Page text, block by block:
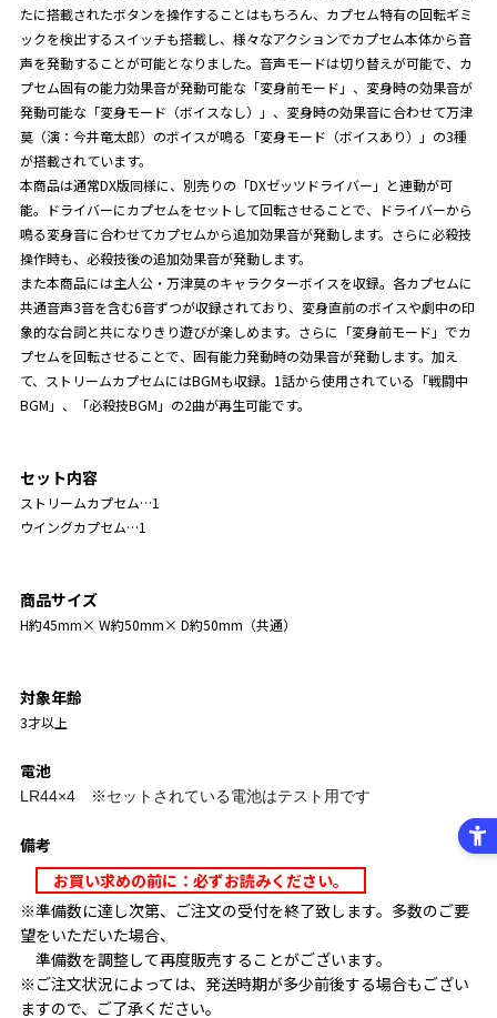
たに搭載されたボタンを操作することはもちろん、カプセム特有の回転ギミ
ックを検出するスイッチも搭載し、様々なアクションでカプセム本体から音
声を発動することが可能となりました。音声モードは切り替えが可能で、カ
プセム固有の能力効果音が発動可能な「変身前モード」、変身時の効果音が
発動可能な「変身モード（ボイスなし）」、変身時の効果音に合わせて万津
莫（演：今井竜太郎）のボイスが鳴る「変身モード（ボイスあり）」の3種
が搭載されています。
本商品は通常DX版同様に、別売りの「DXゼッツドライバー」と連動が可
能。ドライバーにカプセムをセットして回転させることで、ドライバーから
鳴る変身音に合わせてカプセムから追加効果音が発動します。さらに必殺技
操作時も、必殺技後の追加効果音が発動します。
また本商品には主人公・万津莫のキャラクターボイスを収録。各カプセムに
共通音声3音を含む6音ずつが収録されており、変身直前のボイスや劇中の印
象的な台詞と共になりきり遊びが楽しめます。さらに「変身前モード」でカ
プセムを回転させることで、固有能力発動時の効果音が発動します。加え
て、ストリームカプセムにはBGMも収録。1話から使用されている「戦闘中
BGM」、「必殺技BGM」の2曲が再生可能です。
セット内容
ストリームカプセム…1
ウイングカプセム…1
商品サイズ
H約45mm× W約50mm× D約50mm（共通）
対象年齢
3才以上
電池
LR44×4 ※セットされている電池はテスト用です
備考
お買い求めの前に：必ずお読みください。
※準備数に達し次第、ご注文の受付を終了致します。多数のご要
望をいただいた場合、
準備数を調整して再度販売することがございます。
※ご注文状況によっては、発送時期が多少前後する場合もござい
ますので、ご了承ください。